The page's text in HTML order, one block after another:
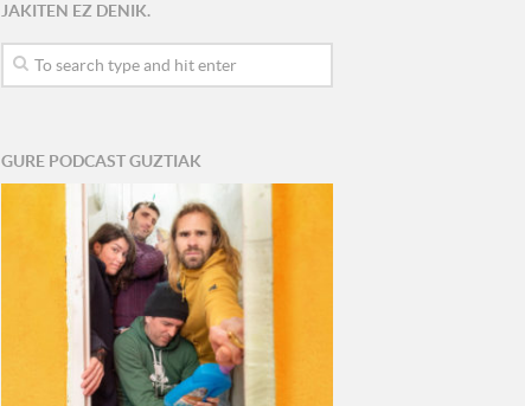
JAKITEN EZ DENIK.
GURE PODCAST GUZTIAK